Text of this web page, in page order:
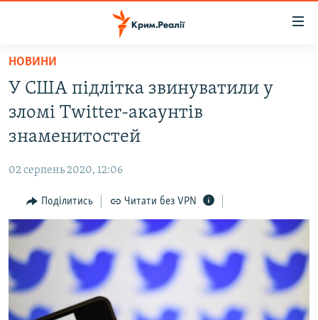
Перейти
основного
матеріалу
до
основної
навігації
Перейти
до
пошуку
БЛОГИ
ПОГЛЯД
ІНТЕРВ'Ю
ВСЕ ЗА ДЕНЬ
СПЕЦПРОЕКТИ
ДЕПОРТАЦІЯ
ЯК ОБІЙТИ БЛОКУВАННЯ
НОВИНИ
У США підлітка звинуватили у
зломі Twitter-акаунтів
знаменитостей
02 серпень 2020, 12:06
Поділитись Читати без VPN